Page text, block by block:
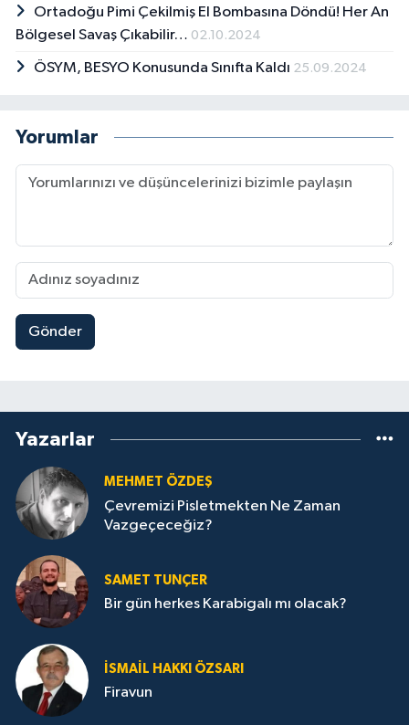
Ortadoğu Pimi Çekilmiş El Bombasına Döndü! Her An
Bölgesel Savaş Çıkabilir… 02.10.2024
ÖSYM, BESYO Konusunda Sınıfta Kaldı 25.09.2024
Yorumlar
Gönder
Yazarlar
MEHMET ÖZDEŞ
Çevremizi Pisletmekten Ne Zaman
Vazgeçeceğiz?
SAMET TUNÇER
Bir gün herkes Karabigalı mı olacak?
İSMAIL HAKKI ÖZSARI
Firavun